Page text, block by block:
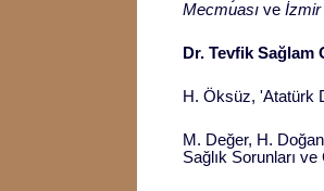
Mecmuası ve İzmir
Dr. Tevfik Sağlam
H. Öksüz, 'Atatürk
M. Değer, H.
Sağlık Sorunları